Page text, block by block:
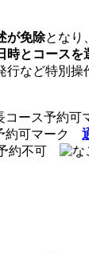
が免除となり
時とコースを
など特別操
約不可